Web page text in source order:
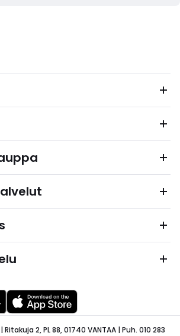
2, PL 88, 01740 VANTAA | Puh. 010 283